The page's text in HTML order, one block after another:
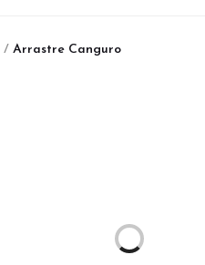
/ Arrastre Canguro